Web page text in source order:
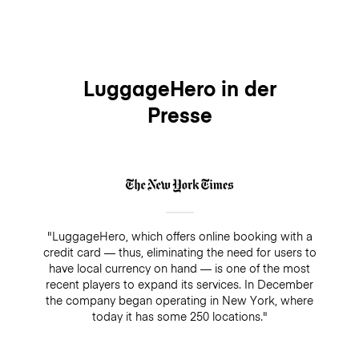
LuggageHero in der
Presse
"LuggageHero, which offers online booking with a
credit card — thus, eliminating the need for users to
have local currency on hand — is one of the most
recent players to expand its services. In December
the company began operating in New York, where
today it has some 250 locations."